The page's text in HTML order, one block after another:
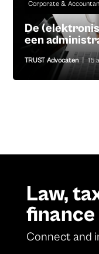
Corporate &
De
een
TRUST Advocaten | 15
Law,
finance
Connect and